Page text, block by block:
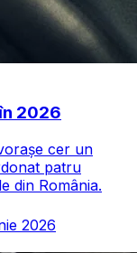
2026
cer un
patru
din România.
2026